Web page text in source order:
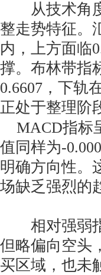
从技术角度
整走势特征。
内，上方面临
撑。布林带指
0.6607，下轨
正处于整理阶
MACD指标
值同样为-
明确方向性。
场缺乏强烈的
相对强弱指
但略偏向空头
买区域，也未